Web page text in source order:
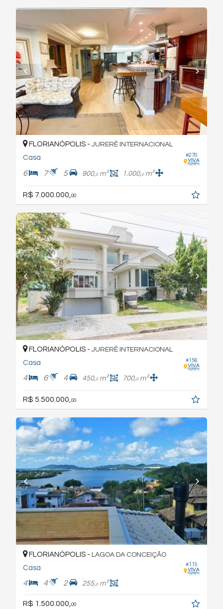
#270
FLORIANÓPOLIS - JURERÊ INTERNACIONAL
Casa
6 7 5 900,0m² 1.000,0m²
R$ 7.000.000, 00
#156
FLORIANÓPOLIS - JURERÊ INTERNACIONAL
Casa
4 6 4 450,0m² 700,0m²
R$ 5.500.000,00
#119
FLORIANÓPOLIS - LAGOA DA CONCEIÇÃO
Casa
4 4 2 255,0m²
R$ 1.500.000, 00